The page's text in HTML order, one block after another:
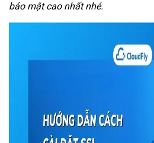
bảo mật cao nhất nhé.